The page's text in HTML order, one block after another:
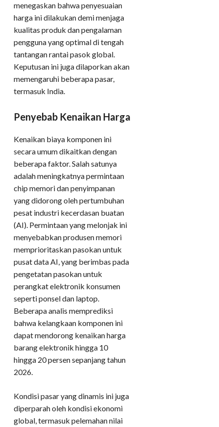
menegaskan bahwa penyesuaian
harga ini dilakukan demi menjaga
kualitas produk dan pengalaman
pengguna yang optimal di tengah
tantangan rantai pasok global.
Keputusan ini juga dilaporkan akan
memengaruhi beberapa pasar,
termasuk India.
Penyebab Kenaikan Harga
Kenaikan biaya komponen ini
secara umum dikaitkan dengan
beberapa faktor. Salah satunya
adalah meningkatnya permintaan
chip memori dan penyimpanan
yang didorong oleh pertumbuhan
pesat industri kecerdasan buatan
(AI). Permintaan yang melonjak ini
menyebabkan produsen memori
memprioritaskan pasokan untuk
pusat data AI, yang berimbas pada
pengetatan pasokan untuk
perangkat elektronik konsumen
seperti ponsel dan laptop.
Beberapa analis memprediksi
bahwa kelangkaan komponen ini
dapat mendorong kenaikan harga
barang elektronik hingga 10
hingga 20 persen sepanjang tahun
2026.
Kondisi pasar yang dinamis ini juga
diperparah oleh kondisi ekonomi
global, termasuk pelemahan nilai